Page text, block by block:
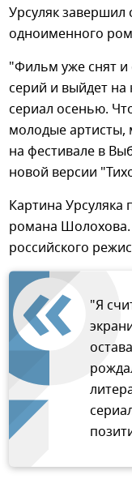
Урсуляк
одноименного
"Фильм уже снят и
серий и выйдет на
сериал осенью.
молодые артисты,
на фестивале в
новой версии
Картина
романа
российского
"Я